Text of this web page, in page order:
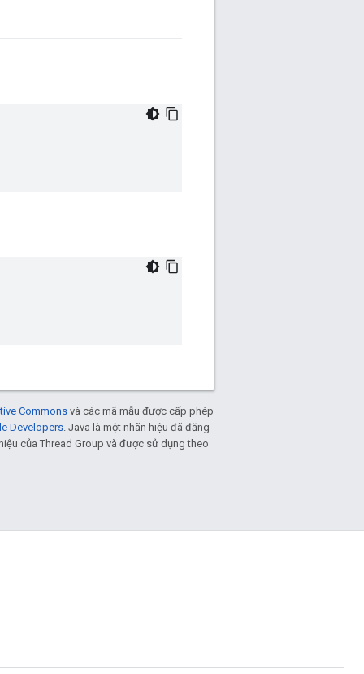
Commons và các mã mẫu được cấp phép
Developers. Java là một nhãn hiệu đã đăng
của Thread Group và được sử dụng theo